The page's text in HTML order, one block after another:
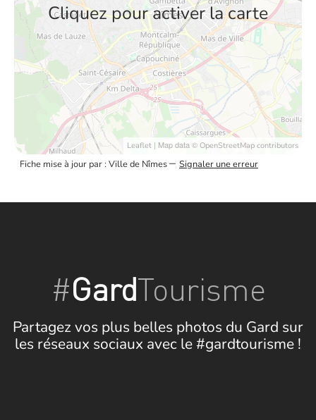
Cliquez pour activer la carte
Leaflet | Map data © OpenStreetMap contributors
Fiche mise à jour par : Ville de Nîmes– Signaler une erreur
#GardTourisme
Partagez vos plus belles photos du Gard sur
les réseaux sociaux avec le #gardtourisme !